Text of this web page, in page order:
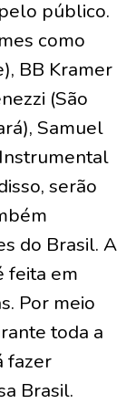
público.
como
BB Kramer
(São
Samuel
serão
do Brasil. A
feita em
Por meio
toda a
fazer
Brasil.